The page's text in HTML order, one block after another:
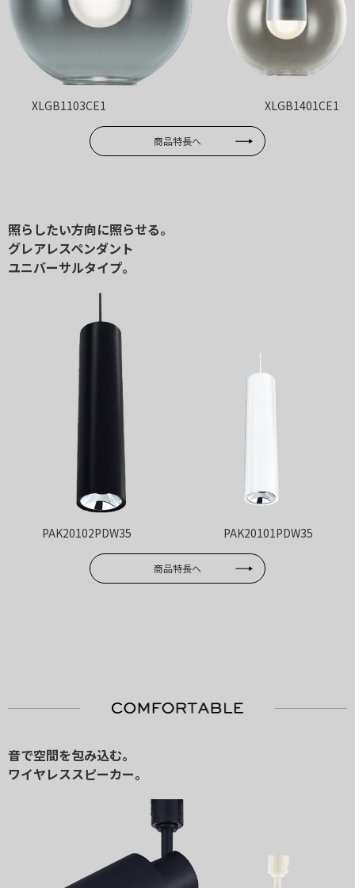
XLGB1103CE1 XLGB1401CE1
商品特長へ
照らしたい方向に照らせる。
グレアレスペンダント
ユニバーサルタイプ。
PAK20102PDW35 PAK20101PDW35
商品特長へ
音で空間を包み込む。
ワイヤレススピーカー。